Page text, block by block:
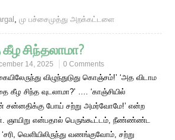
,மு பச்சைமுத்து அறக்கட்டளை
சிந்தலாமா?
14, 2025 0 Comments
விழுந்துடுது கொஞ்சம்!’ ‘அத விடாம
கீழ சிந்த வுடலாமா?’ …. ‘காஞ்சியில்
சன்னதிக்கு போய் சற்று அமர்வோமே!’ என்ற
என்பதால் பெருங்கூட்டம், நீண்ண்ண்ட
வெளியிலிருந்து வணங்குவோம், சற்று